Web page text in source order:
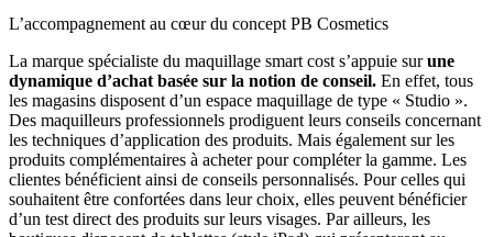
L’accompagnement au cœur du concept PB Cosmetics
La marque spécialiste du maquillage smart cost s’appuie surune
dynamique d’achat basée sur la notion de conseil. En effet, tous
les magasins disposent d’un espace maquillage de type « Studio ».
Des maquilleurs professionnels prodiguent leurs conseils concernant
les techniques d’application des produits. Mais également sur les
produits complémentaires à acheter pour compléter la gamme. Les
clientes bénéficient ainsi de conseils personnalisés. Pour celles qui
souhaitent être confortées dans leur choix, elles peuvent bénéficier
d’un test direct des produits sur leurs visages. Par ailleurs, les